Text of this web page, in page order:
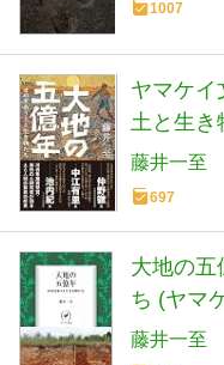
1007
ヤマケイ
土と生き
藤井一至
697
大地の五
ち (ヤマ
藤井一至